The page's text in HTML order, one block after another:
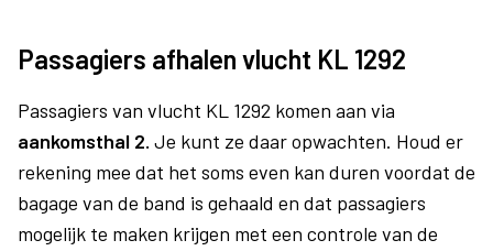
Passagiers afhalen vlucht KL 1292
Passagiers van vlucht KL 1292 komen aan via
aankomsthal 2. Je kunt ze daar opwachten. Houd er
rekening mee dat het soms even kan duren voordat de
bagage van de band is gehaald en dat passagiers
mogelijk te maken krijgen met een controle van de